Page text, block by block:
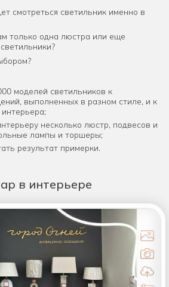
смотреться светильник именно в
только одна люстра или еще
моделей светильников к
выполненных в разном стиле, и к
несколько люстр, подвесов и
лампы и торшеры;
результат примерки.
в интерьере